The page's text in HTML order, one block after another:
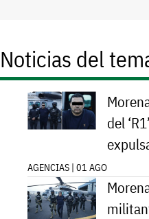
Noticias del
del
AGENCIAS | 01 AGO